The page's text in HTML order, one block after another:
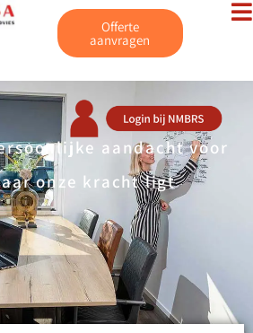
Offerte
aanvragen
aandacht voor
onze kracht ligt